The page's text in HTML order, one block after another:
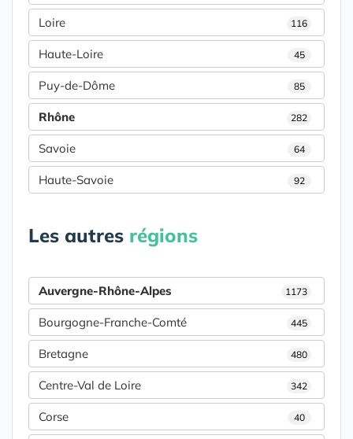
Loire 116
Haute-Loire 45
Puy-de-Dôme 85
Rhône 282
Savoie 64
Haute-Savoie 92
Les autres régions
Auvergne-Rhône-Alpes 1173
Bourgogne-Franche-Comté 445
Bretagne 480
Centre-Val de Loire 342
Corse 40